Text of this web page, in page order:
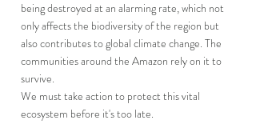
being destroyed at an alarming rate, which not
only affects the biodiversity of the region but
also contributes to global climate change. The
communities around the Amazon rely on it to
survive.
We must take action to protect this vital
ecosystem before it's too late.